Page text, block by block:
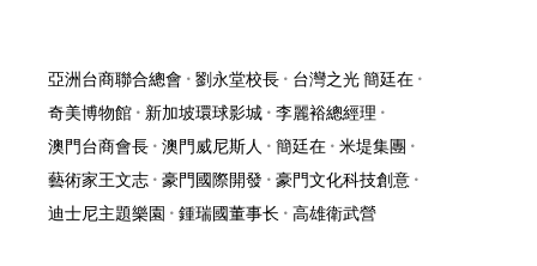
亞洲台商聯合總會 •劉永堂校長• 台灣之光 簡廷在•
奇美博物館• 新加坡環球影城•李麗裕總經理 •
澳門台商會長•澳門威尼斯人 •簡廷在•米堤集團 •
藝術家王文志•豪門國際開發 •豪門文化科技創意•
迪士尼主題樂園 •鍾瑞國董事长 •高雄衛武營